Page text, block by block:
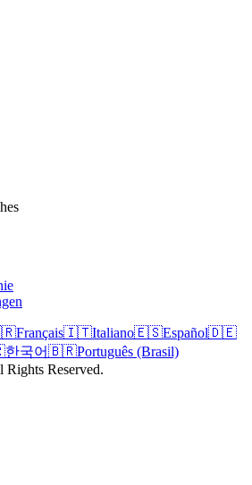
Français🇮🇹Italiano🇪🇸Español🇩🇪
한국어🇧🇷Português (Brasil)
Rights Reserved.